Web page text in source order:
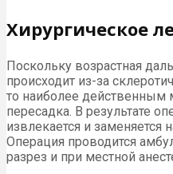
Хирургическое
Поскольку возрастная
происходит из-за
то наиболее действенным
пересадка. В результате
извлекается и заменяется
Операция проводится
разрез и при местной